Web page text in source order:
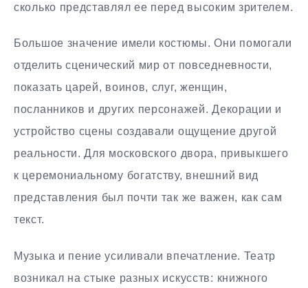
сколько представлял ее перед высоким зрителем.
Большое значение имели костюмы. Они помогали
отделить сценический мир от повседневности,
показать царей, воинов, слуг, женщин,
посланников и других персонажей. Декорации и
устройство сцены создавали ощущение другой
реальности. Для московского двора, привыкшего
к церемониальному богатству, внешний вид
представления был почти так же важен, как сам
текст.
Музыка и пение усиливали впечатление. Театр
возникал на стыке разных искусств: книжного